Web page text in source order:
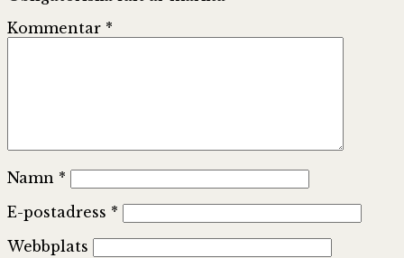
Kommentar *
Namn *
E-postadress *
Webbplats